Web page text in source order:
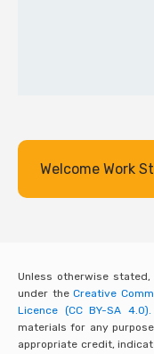
Welcome Work
Unless otherwise
under the Creative
Licence (CC BY-SA 4.0).
materials for any
appropriate credit,